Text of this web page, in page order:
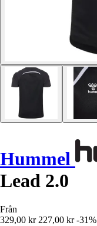
Hummel
Lead 2.0
Från
329,00 kr 227,00 kr -31%